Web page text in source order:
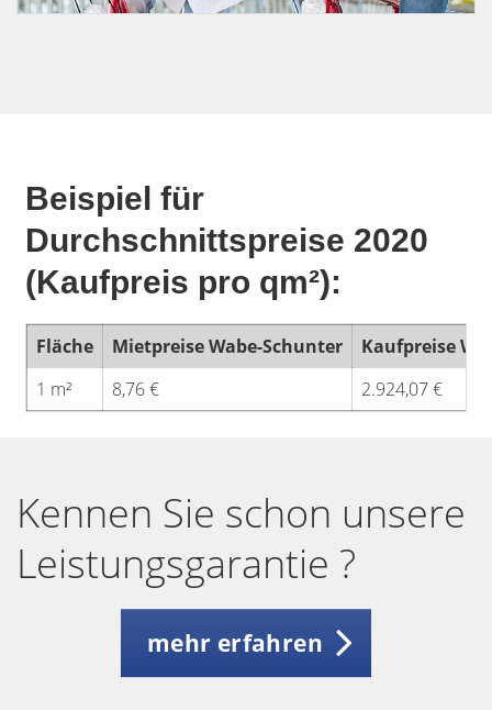
Beispiel für
Durchschnittspreise 2020
(Kaufpreis pro qm²):
Fläche Mietpreise Wabe-Schunter
Kaufpreise
1 m²
8,76 € 2.924,07 €
Kennen Sie schon unsere
Leistungsgarantie ?
mehr erfahren